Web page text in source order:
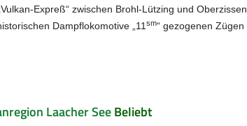
Expreß“ zwischen Brohl-Lützing und Oberzissen.
Dampflokomotive „11 sm“ gezogenen Zügen
Laacher SeeBeliebt